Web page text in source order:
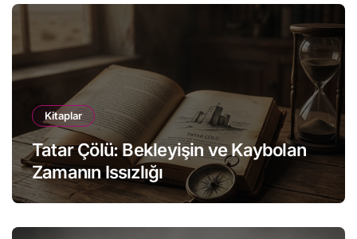
Kitaplar
Tatar Çölü: Bekleyişin ve Kaybolan
Zamanın Issızlığı